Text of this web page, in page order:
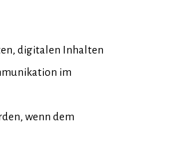
digitalen Inhalten
im
wenn dem